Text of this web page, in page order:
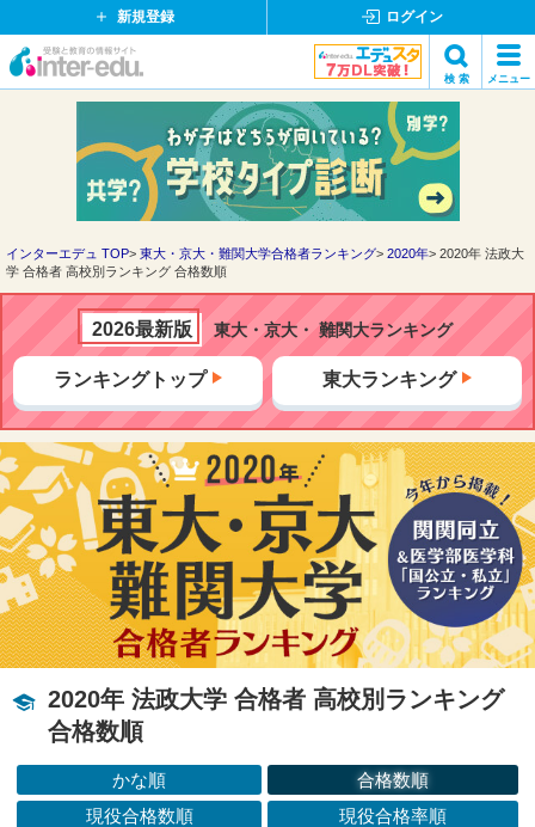
新規登録 ログイン
イ
ド
ッ
ト
検 索 メニュー
検索
インターエデュ TOP 東大・京大・難関大学合格者ランキング 2020年
2020年 法政大
学 合格者 高校別ランキング 合格数順
2026最新版 東大・京大・ 難関大ランキング
ランキングトップ 東大ランキング
2020年 法政大学 合格者 高校別ランキング
合格数順
かな順
合格数順
現役合格数順
現役合格率順